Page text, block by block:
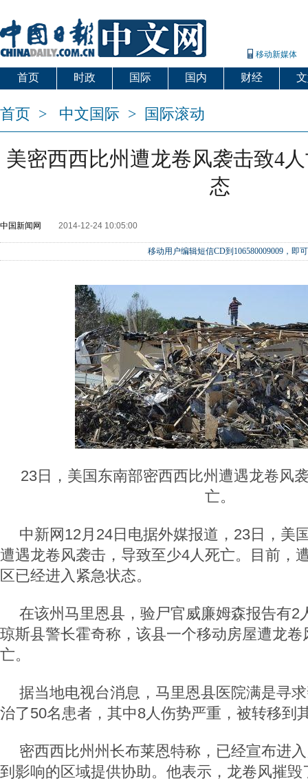
移动新媒体
首页 时政 国际 国内 财经
首页 > 中文国际 > 国际滚动
美密西西比州遭龙卷风袭击致4
态
中国新闻网 2014-12-24 10:05:00
移动用户编辑短信CD到106580009009，即
23日，美国东南部密西西比州遭遇龙卷风
亡。
中新网12月24日电据外媒报道，23日，美
遭遇龙卷风袭击，导致至少4人死亡。目前，
区已经进入紧急状态。
在该州马里恩县，验尸官威廉姆森报告有2
琼斯县警长霍奇称，该县一个移动房屋遭龙
亡。
据当地电视台消息，马里恩县医院满是寻
治了50名患者，其中8人伤势严重，被转移到
密西西比州州长布莱恩特称，已经宣布进
到影响的区域提供协助。他表示，龙卷风摧